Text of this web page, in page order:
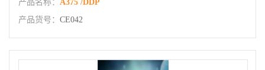
产品名称： A375 /DDP
产品货号： CE042